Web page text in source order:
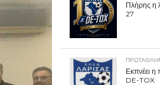
Πλήρης η
27
Εκπνέει η
DE-TOX